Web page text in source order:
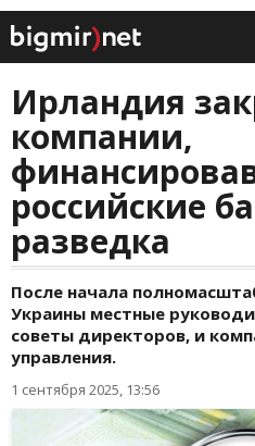
Ирландия
компании,
российские
разведка
После начала
Украины местные
советы директоров, и
управления.
1 сентября 2025, 13:56